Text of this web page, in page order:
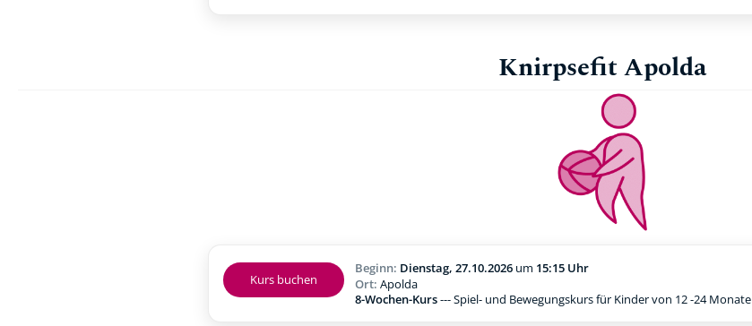
Knirpsefit Apolda
Kurs buchen
Beginn: Dienstag, 27.10.2026 um 15:15 Uhr
Ort: Apolda
8-Wochen-Kurs--- Spiel- und Bewegungskurs für Kinder von 12 -24 Monate